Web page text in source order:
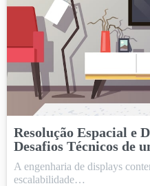
Resolução Espacial e
Desafios Técnicos de
A engenharia de displays
escalabilidade…